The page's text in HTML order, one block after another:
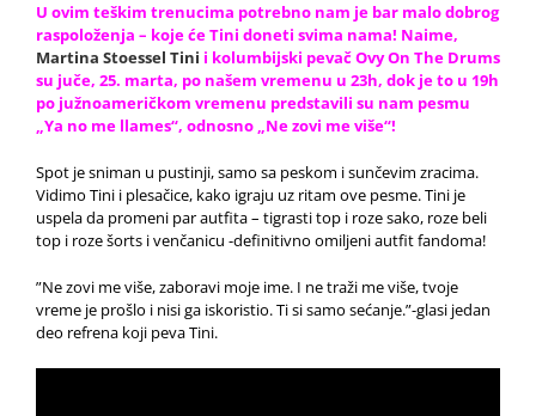
U ovim teškim trenucima potrebno nam je bar malo dobrog
raspoloženja – koje će Tini doneti svima nama! Naime,
Martina Stoessel Tini i kolumbijski pevač Ovy On The Drums
su juče, 25. marta, po našem vremenu u 23h, dok je to u 19h
po južnoameričkom vremenu predstavili su nam pesmu
„Ya no me llames“, odnosno „Ne zovi me više“!
Spot je sniman u pustinji, samo sa peskom i sunčevim zracima.
Vidimo Tini i plesačice, kako igraju uz ritam ove pesme. Tini je
uspela da promeni par autfita – tigrasti top i roze sako, roze beli
top i roze šorts i venčanicu -definitivno omiljeni autfit fandoma!
”Ne zovi me više, zaboravi moje ime. I ne traži me više, tvoje
vreme je prošlo i nisi ga iskoristio. Ti si samo sećanje.”-glasi jedan
deo refrena koji peva Tini.